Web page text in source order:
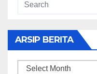
ARSIP BERITA
ARSIP